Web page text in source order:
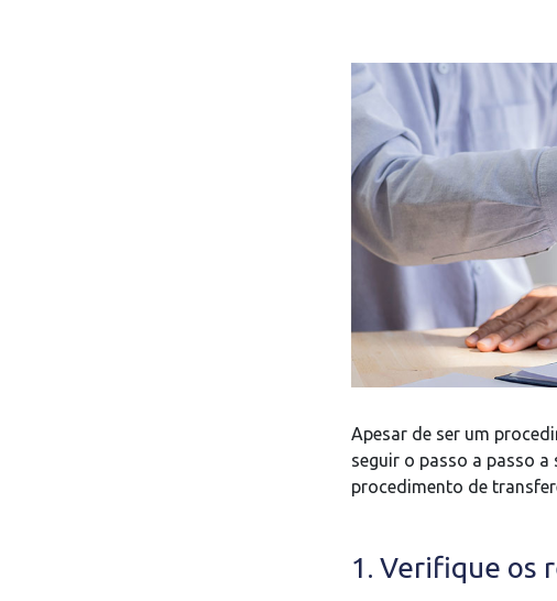
Apesar de ser um
seguir o passo a passo
procedimento de
1. Verifique os